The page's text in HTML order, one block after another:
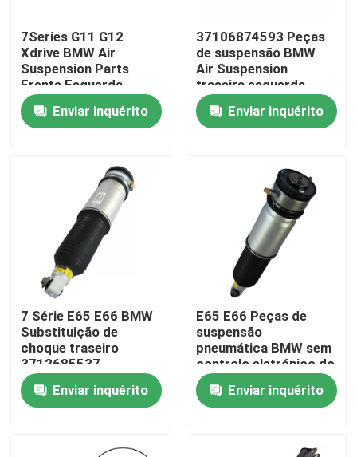
Produtos
Vídeos
Visita à fábrica
Controle de qualidade
Contacte-nos
Notícias
Casos
Sistema de suspensão pneumática do automóvel
7Series G11 G12
Xdrive BMW Air
Suspension Parts
Frente Esquerda
37106877559
Enviar inquérito
37106874593 Peças
de suspensão BMW
Air Suspension
traseira esquerda
para 7 Série G11 G11
XdriveEnviar inquérito
7 Série E65 E66 BMW
Substituição de
choque traseiro
3712685537
TS16949 Certificado
Enviar inquérito
E65 E66 Peças de
suspensão
pneumática BMW sem
controlo eletrónico do
amortecedor
37126785538
Enviar inquérito